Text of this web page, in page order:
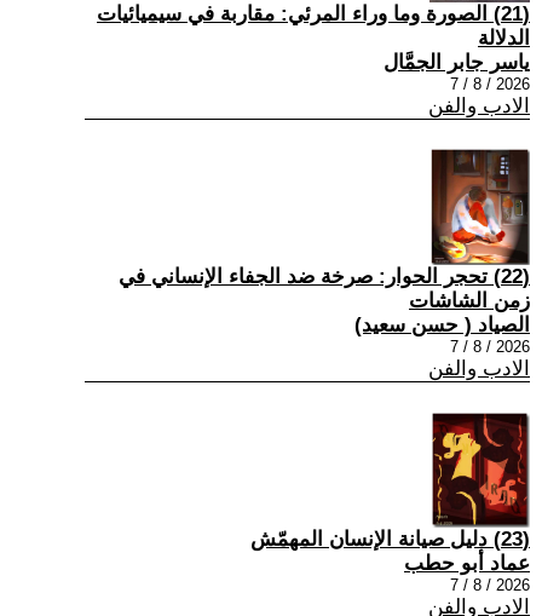
(21) الصورة وما وراء المرئي: مقاربة في سيميائيات
الدلالة
ياسر جابر الجمَّال
2026 / 8 / 7
الادب والفن
(22) تحجر الحوار: صرخة ضد الجفاء الإنساني في
زمن الشاشات
الصياد ‏( حسن سعيد‏)
2026 / 8 / 7
الادب والفن
(23) دليل صيانة الإنسان المهمّش
عماد أبو حطب
2026 / 8 / 7
الادب والفن